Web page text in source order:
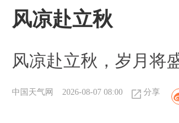
风凉赴立秋
风凉赴立秋，岁月将
中国天气网 2026-08-07 08:00 分享